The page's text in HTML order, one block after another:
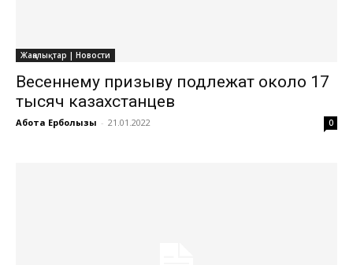
Жаңалықтар | Новости
Весеннему призыву подлежат около 17
тысяч казахстанцев
Ақбота Ерболқызы - 21.01.2022 0